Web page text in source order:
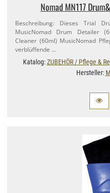
Nomad MN117
Beschreibung: Dieses Trial
MusicNomad Drum Detailer
Cleaner (60ml) MusicNomad
verblüffende …
Katalog:ZUBEHÖR / Pflege &
Hersteller: